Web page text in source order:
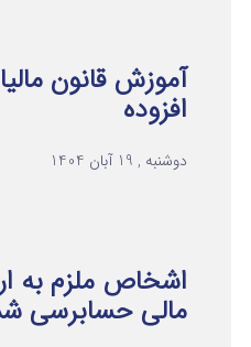
آموزش قانون
افزوده
دوشنبه , 19 آبان 1404
اشخاص ملزم به
مالی حسابرسی شده